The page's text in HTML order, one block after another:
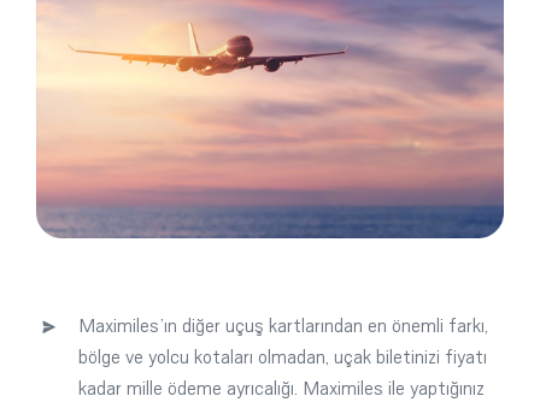
Maximiles’ın diğer uçuş kartlarından en önemli farkı,
bölge ve yolcu kotaları olmadan, uçak biletinizi fiyatı
kadar mille ödeme ayrıcalığı. Maximiles ile yaptığınız